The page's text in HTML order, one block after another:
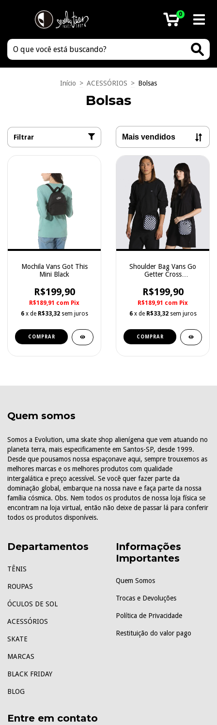
0
Início > ACESSÓRIOS > Bolsas
Bolsas
Filtrar
Mochila Vans Got This
Mini Black
R$199,90
R$189,91 com Pix
6 x de R$33,32 sem juros
COMPRAR
Shoulder Bag Vans Go
Getter Cross
R$199,90
R$189,91 com Pix
6 x de R$33,32 sem juros
Quem somos
Somos a Evolution, uma skate shop alienígena que vem atuando no
planeta terra, mais especificamente em Santos-SP, desde 1999.
Desde que pousamos nossa espaçonave aqui, sempre trouxemos as
melhores marcas e os melhores produtos com qualidade
intergalática e preço acessível. Se você quer fazer parte da
dominação global, embarque na nossa nave e faça parte da nossa
família cósmica. Obs. Nem todos os produtos de nossa loja física se
encontram na loja virtual, então não deixe de passar lá para conferir
todos os produtos disponíveis.
Departamentos
TÊNIS
ROUPAS
ÓCULOS DE SOL
ACESSÓRIOS
SKATE
MARCAS
BLACK FRIDAY
BLOG
Informações
Importantes
Quem Somos
Trocas e Devoluções
Política de Privacidade
Restituição do valor pago
Entre em contato